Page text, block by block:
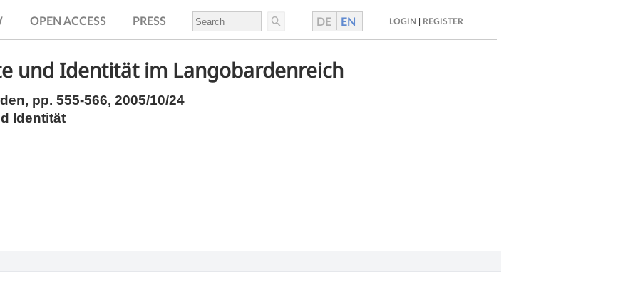
OPEN ACCESS PRESS DE EN LOGIN REGISTER
und Identität im Langobardenreich
pp. 555-566, 2005/10/24
Identität